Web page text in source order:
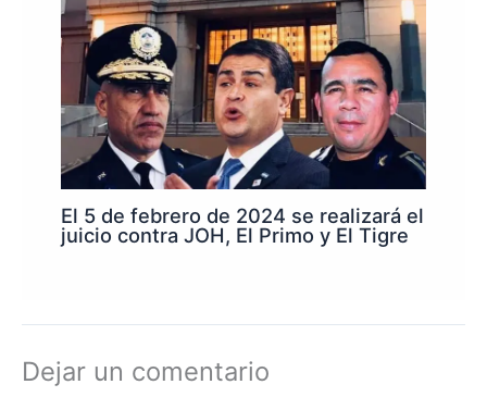
El 5 de febrero de 2024 se realizará el
juicio contra JOH, El Primo y El Tigre
Dejar un comentario